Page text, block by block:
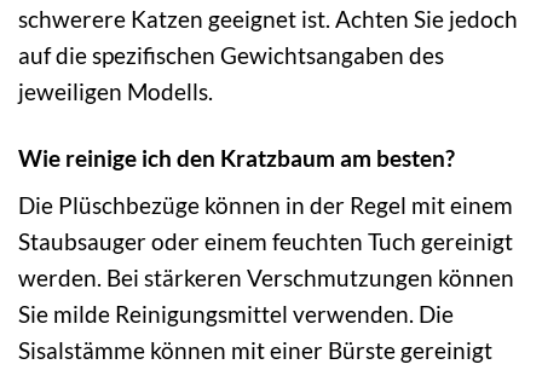
schwerere Katzen geeignet ist. Achten Sie jedoch
auf die spezifischen Gewichtsangaben des
jeweiligen Modells.
Wie reinige ich den Kratzbaum am besten?
Die Plüschbezüge können in der Regel mit einem
Staubsauger oder einem feuchten Tuch gereinigt
werden. Bei stärkeren Verschmutzungen können
Sie milde Reinigungsmittel verwenden. Die
Sisalstämme können mit einer Bürste gereinigt